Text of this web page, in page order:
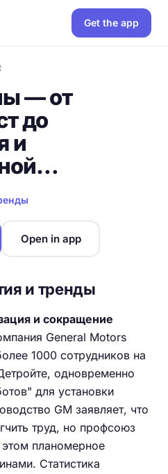
Get the app
— от
до
и
Open in app
и тренды
и сокращение
General Motors
1000 сотрудников на
одновременно
для установки
GM заявляет, что
труд, но профсоюз
планомерное
Статистика